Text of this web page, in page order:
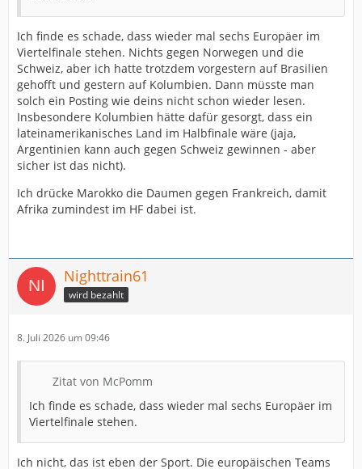
Ich finde es schade, dass wieder mal sechs Europäer im
Viertelfinale stehen. Nichts gegen Norwegen und die
Schweiz, aber ich hatte trotzdem vorgestern auf Brasilien
gehofft und gestern auf Kolumbien. Dann müsste man
solch ein Posting wie deins nicht schon wieder lesen.
Insbesondere Kolumbien hätte dafür gesorgt, dass ein
lateinamerikanisches Land im Halbfinale wäre (jaja,
Argentinien kann auch gegen Schweiz gewinnen - aber
sicher ist das nicht).
Ich drücke Marokko die Daumen gegen Frankreich, damit
Afrika zumindest im HF dabei ist.
Nighttrain61
wird bezahlt
8. Juli 2026 um 09:46
Zitat von McPomm
Ich finde es schade, dass wieder mal sechs Europäer im
Viertelfinale stehen.
Ich nicht, das ist eben der Sport. Die europäischen Teams